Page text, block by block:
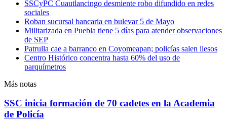
SSCyPC Cuautlancingo desmiente robo difundido en redes
sociales
Roban sucursal bancaria en bulevar 5 de Mayo
Militarizada en Puebla tiene 5 días para atender observaciones
de SEP
Patrulla cae a barranco en Coyomeapan; policías salen ilesos
Centro Histórico concentra hasta 60% del uso de
parquímetros
Más notas
SSC inicia formación de 70 cadetes en la Academia
de Policía